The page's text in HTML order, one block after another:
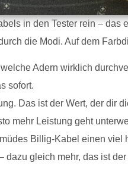
in den Tester rein – das
die Modi. Auf dem
Adern wirklich
sofort.
Das ist der Wert, der dir
mehr Leistung geht
Billig-Kabel einen viel
dazu gleich mehr, das ist